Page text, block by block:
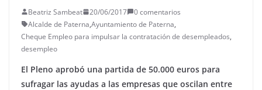
Beatriz Sambeat 20/06/2017
0 comentarios
Alcalde de Paterna,Ayuntamiento de Paterna,
Cheque Empleo para impulsar la contratación de desempleados,
desempleo
El Pleno aprobó una partida de 50.000 euros para
sufragar las ayudas a las empresas que oscilan entre